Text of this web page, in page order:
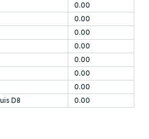
0.00
0.00
0.00
0.00
0.00
0.00
0.00
D8
0.00